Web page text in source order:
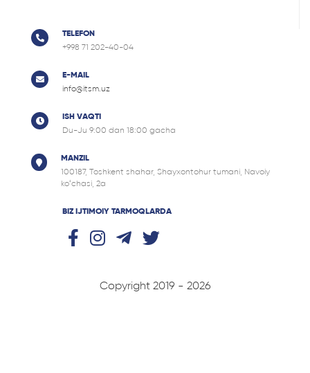
TELEFON
+998 71 202-40-04
E-MAIL
info@itsm.uz
ISH VAQTI
Du-Ju 9:00 dan 18:00 gacha
MANZIL
100187, Tоshkent shahar, Shayxontohur tumani, Navoiy
ko‘chasi, 2a
BIZ IJTIMOIY TARMOQLARDA
Copyright 2019 - 2026